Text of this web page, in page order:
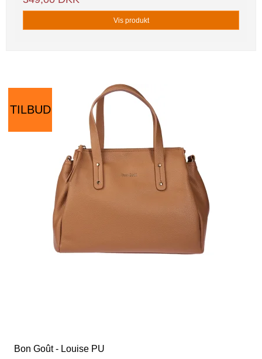
Vis produkt
TILBUD
Bon Goût - Louise PU